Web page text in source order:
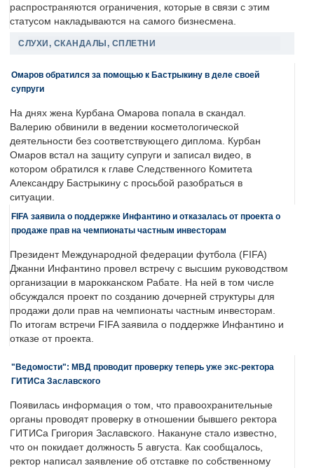
распространяются ограничения, которые в связи с этим
статусом накладываются на самого бизнесмена.
СЛУХИ, СКАНДАЛЫ, СПЛЕТНИ
Омаров обратился за помощью к Бастрыкину в деле своей
супруги
На днях жена Курбана Омарова попала в скандал.
Валерию обвинили в ведении косметологической
деятельности без соответствующего диплома. Курбан
Омаров встал на защиту супруги и записал видео, в
котором обратился к главе Следственного Комитета
Александру Бастрыкину с просьбой разобраться в
ситуации.
FIFA заявила о поддержке Инфантино и отказалась от проекта о
продаже прав на чемпионаты частным инвесторам
Президент Международной федерации футбола (FIFA)
Джанни Инфантино провел встречу с высшим руководством
организации в марокканском Рабате. На ней в том числе
обсуждался проект по созданию дочерней структуры для
продажи доли прав на чемпионаты частным инвесторам.
По итогам встречи FIFA заявила о поддержке Инфантино и
отказе от проекта.
"Ведомости": МВД проводит проверку теперь уже экс-ректора
ГИТИСа Заславского
Появилась информация о том, что правоохранительные
органы проводят проверку в отношении бывшего ректора
ГИТИСа Григория Заславского. Накануне стало известно,
что он покидает должность 5 августа. Как сообщалось,
ректор написал заявление об отставке по собственному